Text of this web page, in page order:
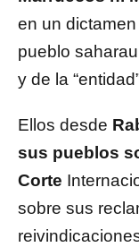
en un
pueblo
y de la
Ellos desde
sus pueblos
Corte
sobre sus